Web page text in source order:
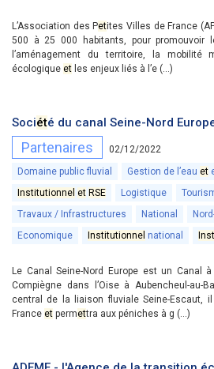
L’Association des Petites Villes de France
500 à 25 000 habitants, pour promouvoir
l’aménagement du territoire, la mobilité
écologique et les enjeux liés à l’e (...)
Société du canal Seine-Nord
Partenaires
02/12/2022
Domaine public fluvial
Gestion de l’eau et
Institutionnel et RSE Logistique
Travaux / Infrastructures
National
Economique
Institutionnel national
Le Canal Seine-Nord Europe est un Canal
Compiègne dans l’Oise à Aubencheul-au-
central de la liaison fluviale Seine-Escaut,
France et permettra aux péniches à g (...)